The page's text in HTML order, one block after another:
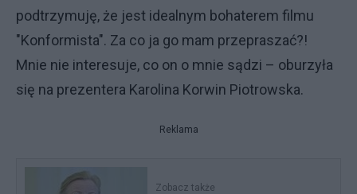
podtrzymuję, że jest idealnym bohaterem filmu
"Konformista". Za co ja go mam przepraszać?!
Mnie nie interesuje, co on o mnie sądzi – oburzyła
się na prezentera Karolina Korwin Piotrowska.
Reklama
Zobacz także